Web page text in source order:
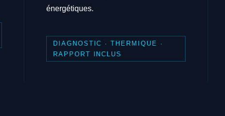
énergétiques.
DIAGNOSTIC · THERMIQUE ·
RAPPORT INCLUS